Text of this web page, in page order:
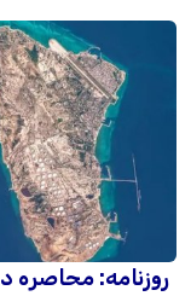
روزنامه: محاصره